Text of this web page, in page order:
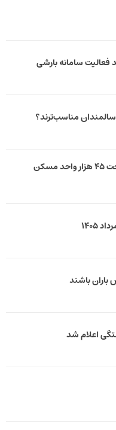
سامانه بارشی
مناسب‌ترند؟
آماده سازی زمین برای ساخت ۴۵ هزار واحد مسکن
باران باشند
اعلام شد